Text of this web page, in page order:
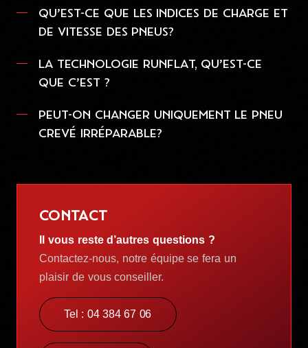
QU’EST-CE QUE LES INDICES DE CHARGE ET
DE VITESSE DES PNEUS?
LA TECHNOLOGIE RUNFLAT, QU’EST-CE
QUE C’EST ?
PEUT-ON CHANGER UNIQUEMENT LE PNEU
CREVÉ IRRÉPARABLE?
CONTACT
Il vous reste d’autres questions ?
Contactez-nous, notre équipe se fera un
plaisir de vous conseiller.
Tel : 04 384 67 06